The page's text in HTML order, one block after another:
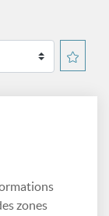
zones